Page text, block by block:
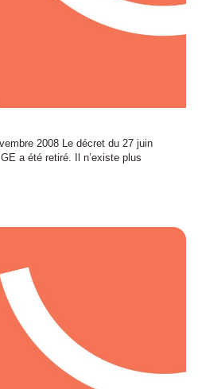
2008 Le décret du 27 juin
a été retiré. Il n’existe plus